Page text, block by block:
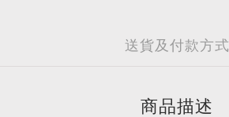
送貨及付款方式
商品描述